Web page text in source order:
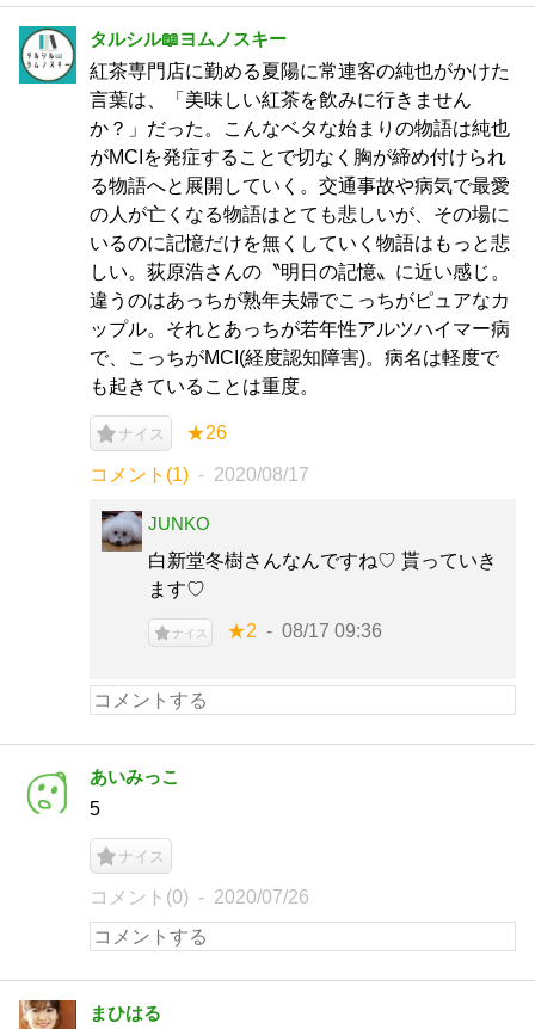
タルシル📖ヨムノスキー
紅茶専門店に勤める夏陽に常連客の純也がかけた
言葉は、「美味しい紅茶を飲みに行きません
か？」だった。こんなベタな始まりの物語は純也
がMCIを発症することで切なく胸が締め付けられ
る物語へと展開していく。交通事故や病気で最愛
の人が亡くなる物語はとても悲しいが、その場に
いるのに記憶だけを無くしていく物語はもっと悲
しい。荻原浩さんの〝明日の記憶〟に近い感じ。
違うのはあっちが熟年夫婦でこっちがピュアなカ
ップル。それとあっちが若年性アルツハイマー病
で、こっちがMCI(経度認知障害)。病名は軽度で
も起きていることは重度。
ナイス ★26
コメント(1) 2020/08/17
JUNKO
白新堂冬樹さんなんですね♡ 貰っていき
ます♡
ナイス ★2 08/17 09:36
あいみっこ
5
ナイス
コメント(0) 2020/07/26
まひはる